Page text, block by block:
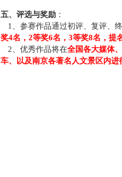
五、评选与奖励 ：
1、参赛作品通过初评、复评、
奖4名，2等奖6名，3等奖8名，提
2、优秀作品将在全国各大媒体
车、以及南京各著名人文景区内进